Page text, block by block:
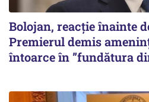
Bolojan, reacție înainte
Premierul demis
întoarce în ”fundătura